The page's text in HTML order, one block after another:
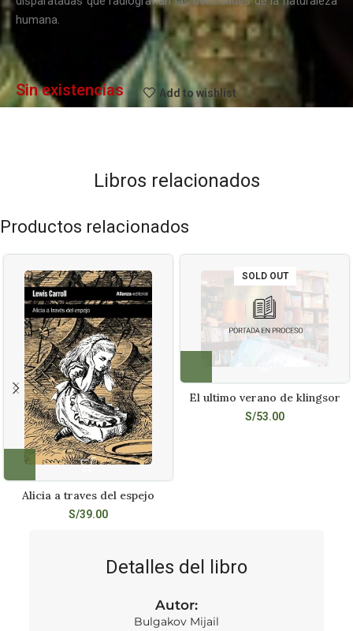
humana.
Sin existencias Add to wishlist
Libros relacionados
Productos relacionados
Alicia a traves del espejo
S/39.00
SOLD OUT
El ultimo verano de klingsor
S/53.00
Detalles del libro
Autor:
Bulgakov Mijail